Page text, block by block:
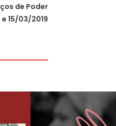
de Poder
15/03/2019